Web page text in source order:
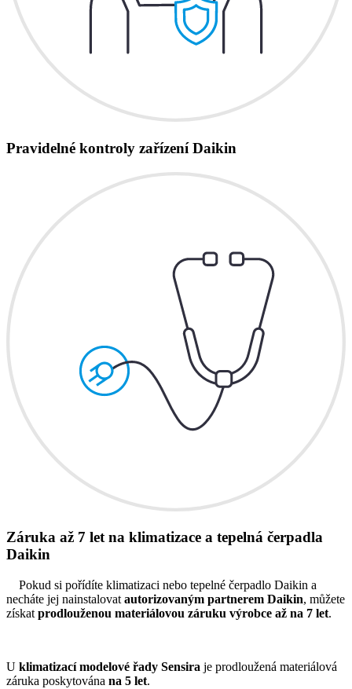
Pravidelné kontroly zařízení Daikin
Záruka až 7 let na klimatizace a tepelná čerpadla
Daikin
Pokud si pořídíte klimatizaci nebo tepelné čerpadlo Daikin a
necháte jej nainstalovat autorizovaným partnerem Daikin, můžete
získat prodlouženou materiálovou záruku výrobce až na 7 let.
U klimatizací modelové řady Sensira je prodloužená materiálová
záruka poskytována na 5 let.